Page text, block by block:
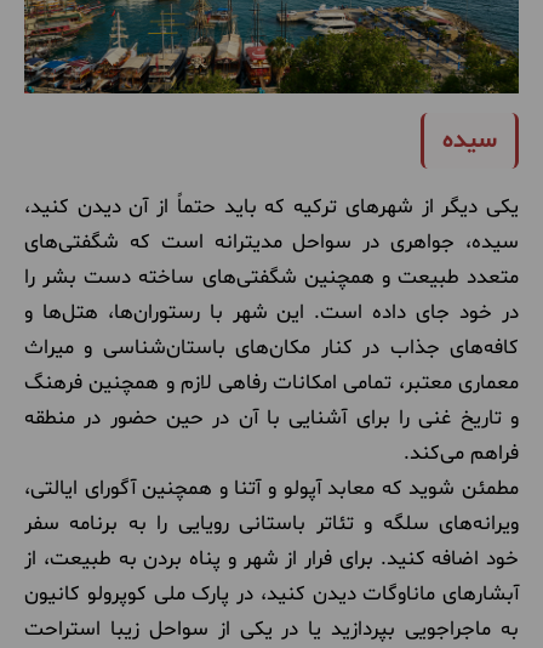
سیده
یکی دیگر از شهرهای ترکیه که باید حتماً از آن دیدن کنید،
سیده، جواهری در سواحل مدیترانه است که شگفتی‌های
متعدد طبیعت و همچنین شگفتی‌های ساخته دست بشر را
در خود جای داده است. این شهر با رستوران‌ها، هتل‌ها و
کافه‌های جذاب در کنار مکان‌های باستان‌شناسی و میراث
معماری معتبر، تمامی امکانات رفاهی لازم و همچنین فرهنگ
و تاریخ غنی را برای آشنایی با آن در حین حضور در منطقه
فراهم می‌کند.
مطمئن شوید که معابد آپولو و آتنا و همچنین آگورای ایالتی،
ویرانه‌های سلگه و تئاتر باستانی رویایی را به برنامه سفر
خود اضافه کنید. برای فرار از شهر و پناه بردن به طبیعت، از
آبشارهای ماناوگات دیدن کنید، در پارک ملی کوپرولو کانیون
به ماجراجویی بپردازید یا در یکی از سواحل زیبا استراحت